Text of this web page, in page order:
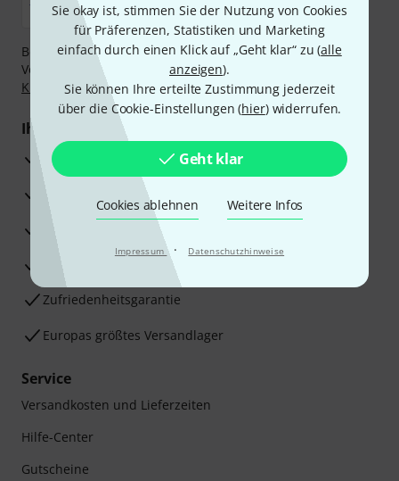
Sie okay ist, stimmen Sie der Nutzung von Cookies
für Präferenzen, Statistiken und Marketing
einfach durch einen Klick auf „Geht klar“ zu (alle
anzeigen).
Sie können Ihre erteilte Zustimmung jederzeit
über die Cookie-Einstellungen (hier) widerrufen.
Geht klar
Cookies ablehnen Weitere Infos
Impressum · Datenschutzhinweise
Bezahlen Sie vertraulich und sicher per Nachnahme,
Vorkasse, PayPal, Amazon Pay,Klarna Sofort bezahlen
Klarna Ratenzahlungoder Kreditkarte.
Ihre Vorteile
3 Jahre Thomann Garantie
30 Tage Money-Back-Garantie
Beratung durch Fachexperten
Zufriedenheitsgarantie
Europas größtes Versandlager
Service
Versandkosten und Lieferzeiten
Hilfe-Center
Gutscheine